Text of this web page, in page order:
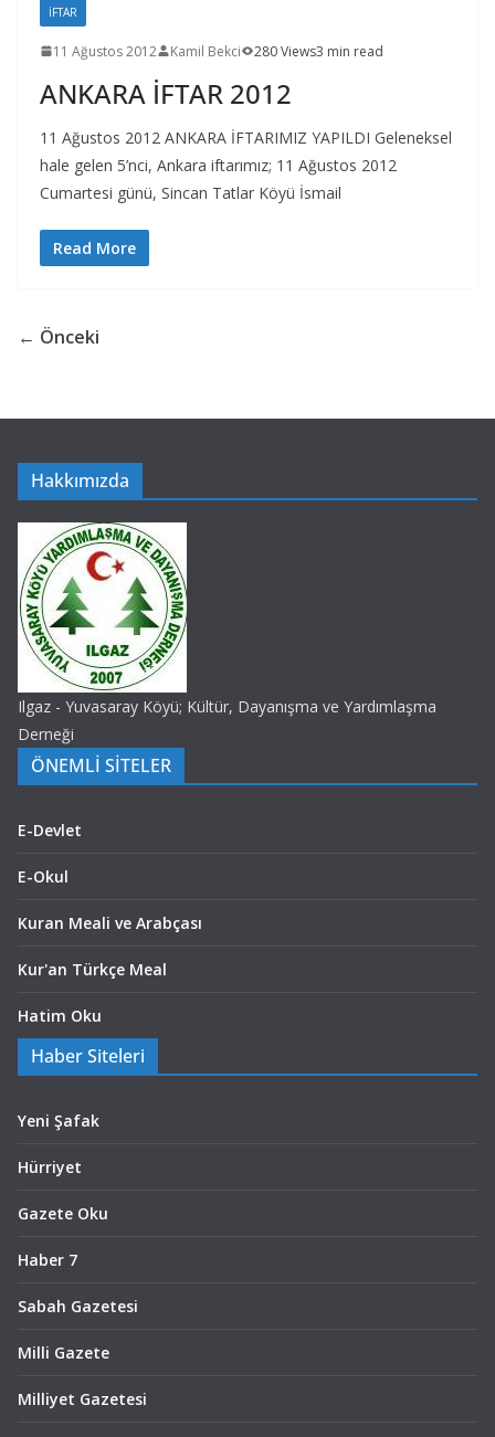
İFTAR
11 Ağustos 2012 Kamil Bekci 280 Views3 min read
ANKARA İFTAR 2012
11 Ağustos 2012 ANKARA İFTARIMIZ YAPILDI Geleneksel
hale gelen 5’nci, Ankara iftarımız; 11 Ağustos 2012
Cumartesi günü, Sincan Tatlar Köyü İsmail
Read More
← Önceki
Hakkımızda
Ilgaz - Yuvasaray Köyü; Kültür, Dayanışma ve Yardımlaşma
Derneği
ÖNEMLİ SİTELER
E-Devlet
E-Okul
Kuran Meali ve Arabçası
Kur'an Türkçe Meal
Hatim Oku
Haber Siteleri
Yeni Şafak
Hürriyet
Gazete Oku
Haber 7
Sabah Gazetesi
Milli Gazete
Milliyet Gazetesi